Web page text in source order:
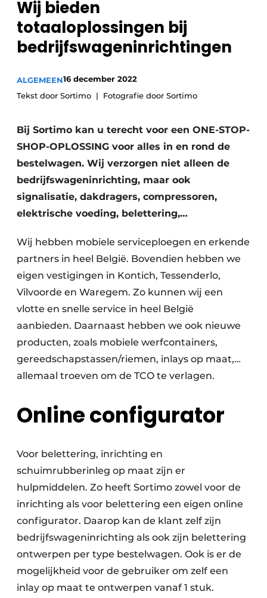
Privacy / Cookie statement
Vacature aanmelden
Vacatures
Wij bieden
totaaloplossingen bij
bedrijfswageninrichtingen
ALGEMEEN16 december 2022
Tekst door Sortimo
Fotografie door Sortimo
Bij Sortimo kan u terecht voor een ONE-STOP-
SHOP-OPLOSSING voor alles in en rond de
bestelwagen. Wij verzorgen niet alleen de
bedrijfswageninrichting, maar ook
signalisatie, dakdragers, compressoren,
elektrische voeding, belettering,…
Wij hebben mobiele serviceploegen en erkende
partners in heel België. Bovendien hebben we
eigen vestigingen in Kontich, Tessenderlo,
Vilvoorde en Waregem. Zo kunnen wij een
vlotte en snelle service in heel België
aanbieden. Daarnaast hebben we ook nieuwe
producten, zoals mobiele werfcontainers,
gereedschapstassen/riemen, inlays op maat,…
allemaal troeven om de TCO te verlagen.
Online configurator
Voor belettering, inrichting en
schuimrubberinleg op maat zijn er
hulpmiddelen. Zo heeft Sortimo zowel voor de
inrichting als voor belettering een eigen online
configurator. Daarop kan de klant zelf zijn
bedrijfswageninrichting als ook zijn belettering
ontwerpen per type bestelwagen. Ook is er de
mogelijkheid voor de gebruiker om zelf een
inlay op maat te ontwerpen vanaf 1 stuk.